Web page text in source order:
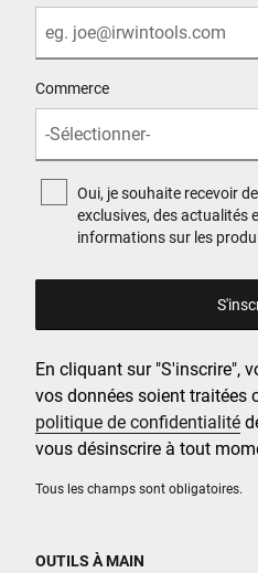
Tous les champs sont obligatoires.
Commerce
Oui, je souhaite recevoir
exclusives, des actualités
informations sur les
En cliquant sur "S'inscrire",
vos données soient traitées
politique de confidentialité
vous désinscrire à tout
OUTILS À MAIN